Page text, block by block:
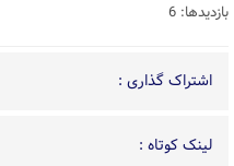
بازدیدها: 6
اشتراک گذاری :
لینک کوتاه :